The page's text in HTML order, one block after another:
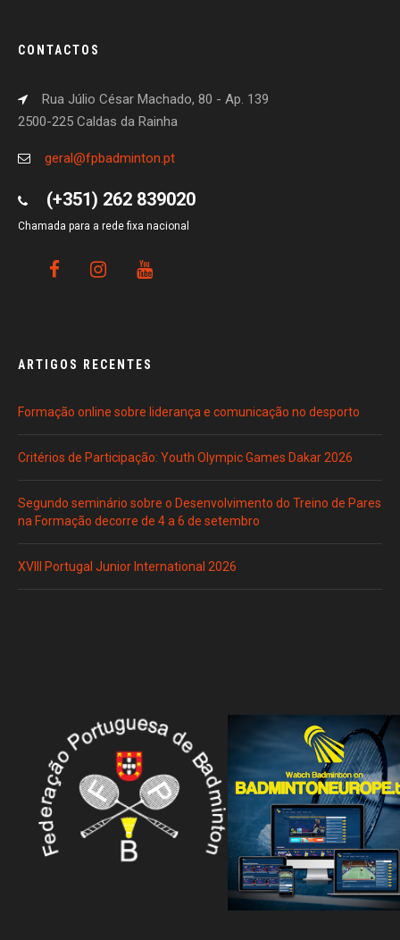
CONTACTOS
Rua Júlio César Machado, 80 - Ap. 139
2500-225 Caldas da Rainha
geral@fpbadminton.pt
(+351) 262 839020
Chamada para a rede fixa nacional
ARTIGOS RECENTES
Formação online sobre liderança e comunicação no desporto
Critérios de Participação: Youth Olympic Games Dakar 2026
Segundo seminário sobre o Desenvolvimento do Treino de Pares
na Formação decorre de 4 a 6 de setembro
XVIII Portugal Junior International 2026